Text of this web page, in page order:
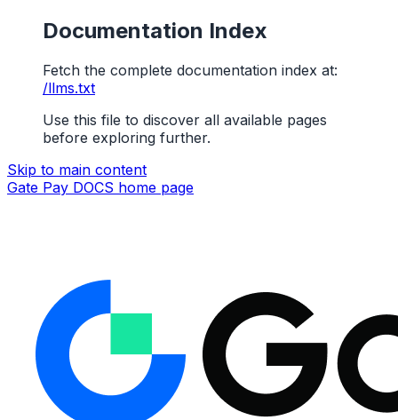
Documentation Index
Fetch the complete documentation index at:
/llms.txt
Use this file to discover all available pages
before exploring further.
Skip to main content
Gate Pay DOCS home page